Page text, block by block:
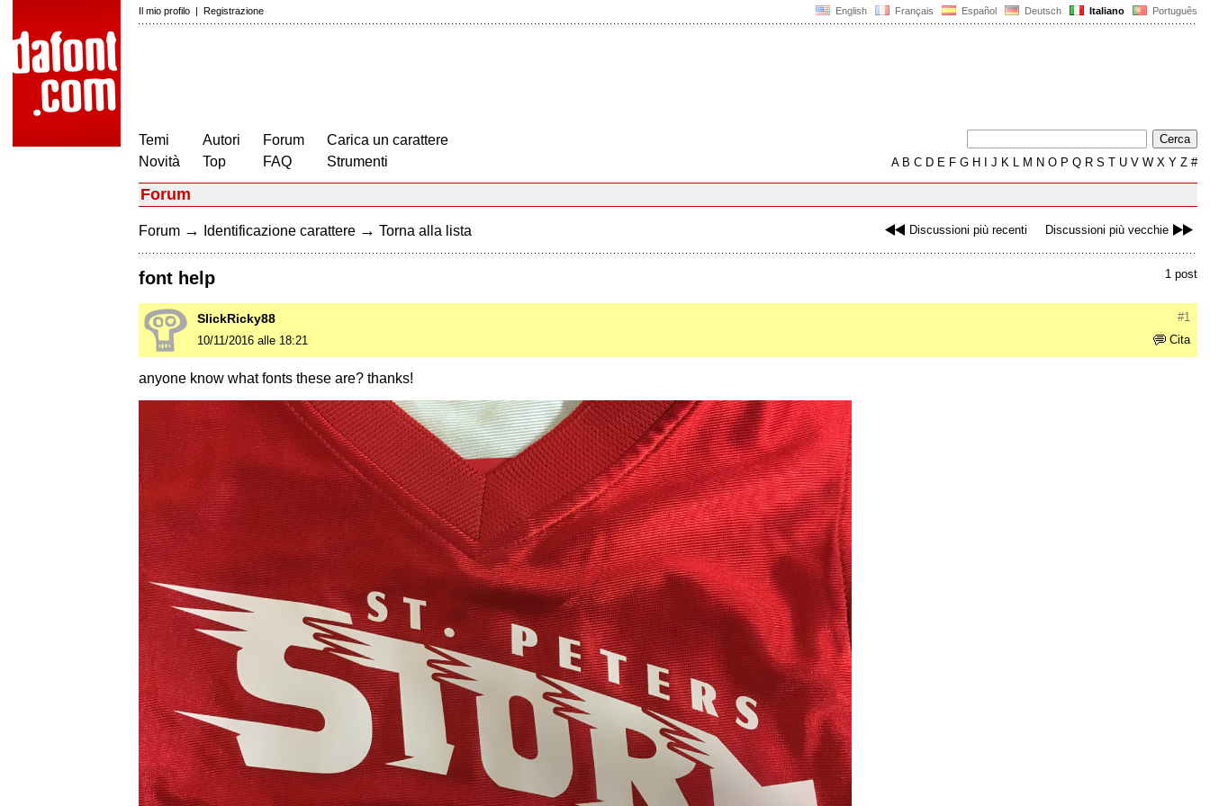
English Français Español Deutsch Italiano Português
Il mio profilo | Registrazione
Temi
Novità
Autori
Top
Forum
FAQ
Carica un carattere
Strumenti
AB C D E F G H J K L M N O P Q R S T U V W X Y Z #
Forum
Discussioni più recenti Discussioni più vecchie
Forum → Identificazione carattere → Torna alla lista
1 post
font help
#1
SlickRicky88
Cita
10/11/2016 alle 18:21
anyone know what fonts these are? thanks!